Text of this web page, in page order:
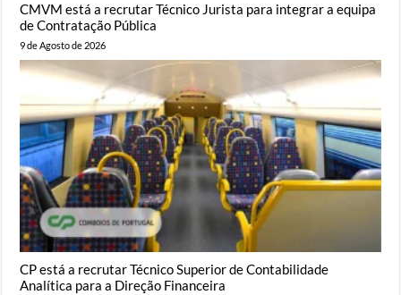
CMVM está a recrutar Técnico Jurista para integrar a equipa
de Contratação Pública
9 de Agosto de 2026
CP está a recrutar Técnico Superior de Contabilidade
Analítica para a Direção Financeira